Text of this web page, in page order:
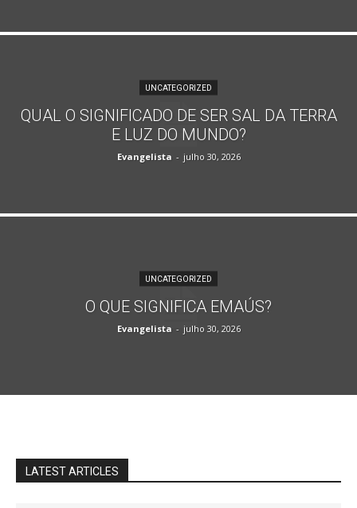
UNCATEGORIZED
QUAL O SIGNIFICADO DE SER SAL DA TERRA
E LUZ DO MUNDO?
Evangelista - julho 30, 2026
UNCATEGORIZED
O QUE SIGNIFICA EMAÚS?
Evangelista - julho 30, 2026
LATEST ARTICLES